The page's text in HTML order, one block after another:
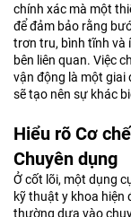
chính xác mà một
để đảm bảo rằng
trơn tru, bình tĩnh và
bên liên quan. Việc
vận động là một giai
sẽ tạo nên sự khác
Hiểu rõ Cơ
Chuyên dụng
Ở cốt lõi, một dụng
kỹ thuật y khoa hiện
thường dựa vào